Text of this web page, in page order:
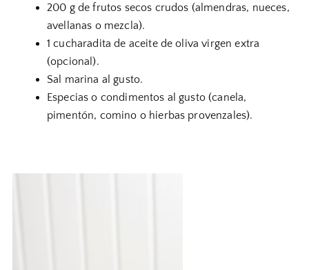
200 g de frutos secos crudos (almendras, nueces,
avellanas o mezcla).
1 cucharadita de aceite de oliva virgen extra
(opcional).
Sal marina al gusto.
Especias o condimentos al gusto (canela,
pimentón, comino o hierbas provenzales).